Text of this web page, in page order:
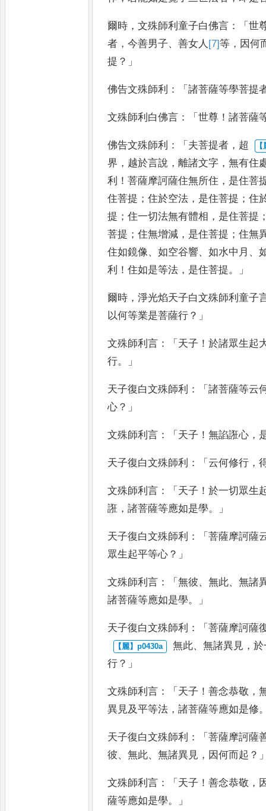
爾時 ，文殊師利童子白佛言 ：「世
者 ，今善男子、善女人 [7]等 ， 因何
提 ？」
佛告文殊師利 ：「諸菩薩等學菩提
文殊師利白佛言 ：「世尊 ！諸菩薩
佛告文殊師利 ：「 夫菩提者 ， 超
界 ， 越於言說 ，離諸文字 ，無有住
利 ！菩薩摩訶薩住無所住 ， 是住菩
住菩提 ；住於空法 ， 是住菩提 ；住
提 ；住一切法無有體相 ， 是住菩提
菩提 ；住無增減 ， 是住菩提 ；住無
住如鏡像、如空谷響、如水中月 、
利 ！住如是等法 ， 是住菩提。」
爾時 ，淨光焰天子白文殊師利童子
以何等業是菩薩行 ？」
文殊師利言 ：「 天子 ！於諸眾生起
行。」
天子復白文殊師利 ：「諸菩薩等云
心 ？」
文殊師利言 ：「 天子 ！無諂誑心 ，
天子復白文殊師利 ：「 云何修行 ，
文殊師利言 ：「 天子 ！於一切眾生
誑 ，諸菩薩等應如是學。」
天子復白文殊師利 ：「菩薩摩訶薩
眾生起平等心 ？」
文殊師利言 ：「無彼、無此、無諸
諸菩薩等應如是學。」
天子復白文殊師利 ：「菩薩摩訶薩
無此、無諸異見 ，於
行 ？」
文殊師利言 ：「 天子 ！善念恭敬 ，
異見及平等法 ，諸菩薩等應如是修
天子復白文殊師利 ：「菩薩摩訶薩
彼、無此、無諸異見 ， 因何而起 ？
文殊師利言 ：「 天子 ！善念恭敬 ，
薩等應如是學。」